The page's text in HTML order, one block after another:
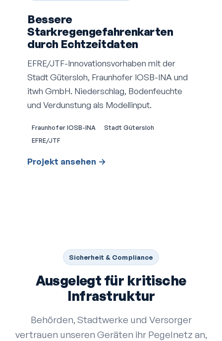
Bessere
Starkregengefahrenkarten
durch Echtzeitdaten
EFRE/JTF-Innovationsvorhaben mit der
Stadt Gütersloh, Fraunhofer IOSB-INA und
itwh GmbH. Niederschlag, Bodenfeuchte
und Verdunstung als Modellinput.
Fraunhofer IOSB-INA
Stadt Gütersloh
EFRE/JTF
Projekt ansehen →
Sicherheit & Compliance
Ausgelegt für kritische
Infrastruktur
Behörden, Stadtwerke und Versorger
vertrauen unseren Geräten ihr Pegelnetz an,